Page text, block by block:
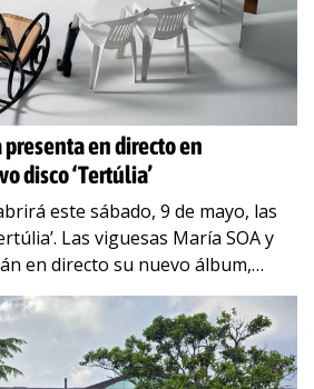
presenta en directo en
disco ‘Tertúlia’
este sábado, 9 de mayo, las
Las viguesas María SOA y
en directo su nuevo álbum,